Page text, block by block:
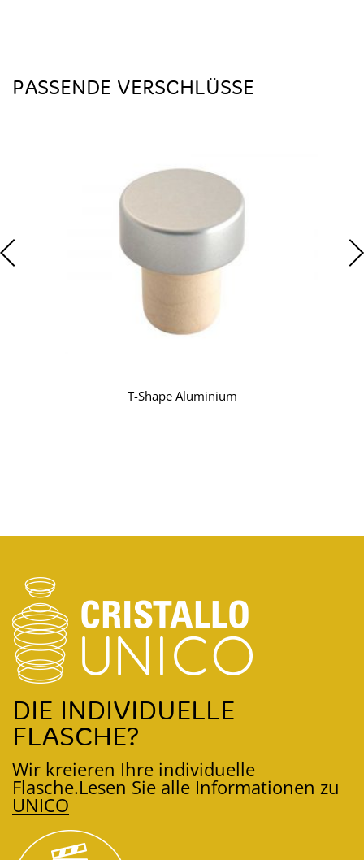
PASSENDE VERSCHLÜSSE
T-Shape Aluminium
DIE INDIVIDUELLE
FLASCHE?
Wir kreieren Ihre individuelle
Flasche.Lesen Sie alle Informationen zu
UNICO